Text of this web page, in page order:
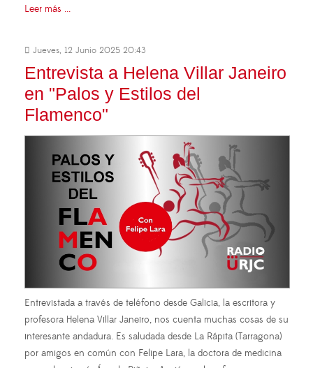
Leer más ...
Jueves, 12 Junio 2025 20:43
Entrevista a Helena Villar Janeiro
en "Palos y Estilos del
Flamenco"
Entrevistada a través de teléfono desde Galicia, la escritora y
profesora Helena Villar Janeiro, nos cuenta muchas cosas de su
interesante andadura. Es saludada desde La Rápita (Tarragona)
por amigos en común con Felipe Lara, la doctora de medicina